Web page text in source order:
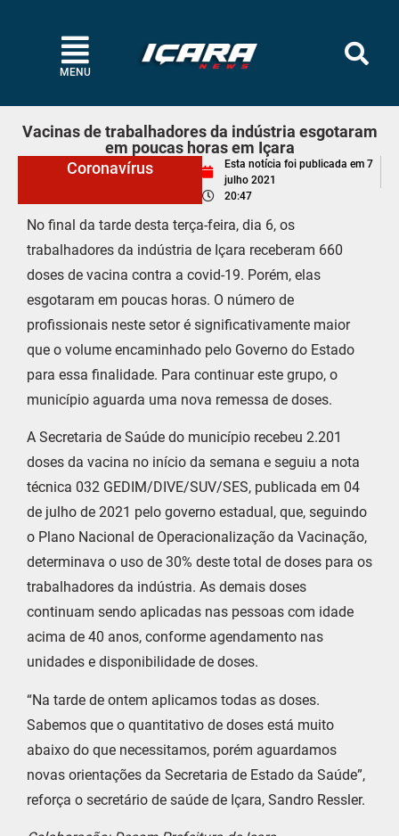
MENU
Vacinas de trabalhadores da indústria esgotaram
em poucas horas em Içara
Coronavírus
Esta notícia foi publicada em 7
julho 2021
20:47
No final da tarde desta terça-feira, dia 6, os
trabalhadores da indústria de Içara receberam 660
doses de vacina contra a covid-19. Porém, elas
esgotaram em poucas horas. O número de
profissionais neste setor é significativamente maior
que o volume encaminhado pelo Governo do Estado
para essa finalidade. Para continuar este grupo, o
município aguarda uma nova remessa de doses.
A Secretaria de Saúde do município recebeu 2.201
doses da vacina no início da semana e seguiu a nota
técnica 032 GEDIM/DIVE/SUV/SES, publicada em 04
de julho de 2021 pelo governo estadual, que, seguindo
o Plano Nacional de Operacionalização da Vacinação,
determinava o uso de 30% deste total de doses para os
trabalhadores da indústria. As demais doses
continuam sendo aplicadas nas pessoas com idade
acima de 40 anos, conforme agendamento nas
unidades e disponibilidade de doses.
“Na tarde de ontem aplicamos todas as doses.
Sabemos que o quantitativo de doses está muito
abaixo do que necessitamos, porém aguardamos
novas orientações da Secretaria de Estado da Saúde”,
reforça o secretário de saúde de Içara, Sandro Ressler.